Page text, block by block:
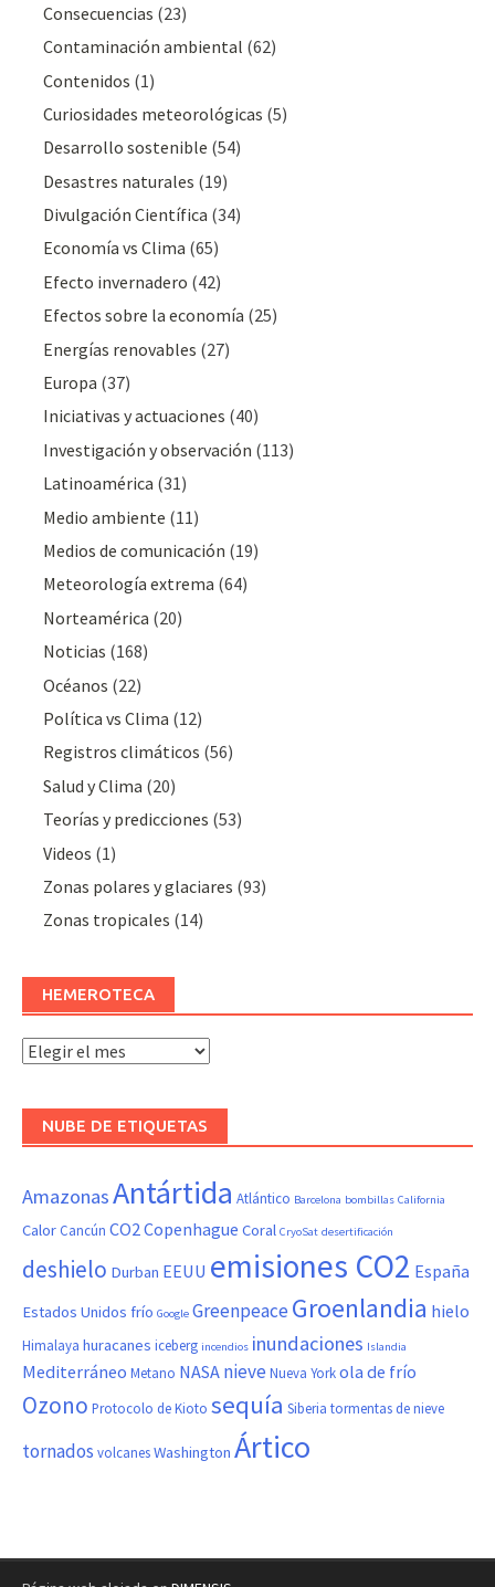
Consecuencias (23)
Contaminación ambiental (62)
Contenidos (1)
Curiosidades meteorológicas (5)
Desarrollo sostenible (54)
Desastres naturales (19)
Divulgación Cientí­fica (34)
Economía vs Clima (65)
Efecto invernadero (42)
Efectos sobre la economía (25)
Energías renovables (27)
Europa (37)
Iniciativas y actuaciones (40)
Investigación y observación (113)
Latinoamérica (31)
Medio ambiente (11)
Medios de comunicación (19)
Meteorologí­a extrema (64)
Norteamérica (20)
Noticias (168)
Océanos (22)
Polí­tica vs Clima (12)
Registros climáticos (56)
Salud y Clima (20)
Teorías y predicciones (53)
Videos (1)
Zonas polares y glaciares (93)
Zonas tropicales (14)
HEMEROTECA
Hemeroteca
NUBE DE ETIQUETAS
AmazonasAntártida Atlántico Barcelona bombillas California
Calor Cancún CO2Copenhague Coral CryoSat desertificación
deshielo Durban EEUU emisiones CO2 España
Estados Unidos frío Google GreenpeaceGroenlandia hielo
Himalaya huracanes iceberg incendios inundaciones Islandia
Mediterráneo Metano NASA nieveNueva Yorkola de frío
Ozono Protocolo de Kioto sequía Siberia tormentas de nieve
tornados volcanesWashington Ártico